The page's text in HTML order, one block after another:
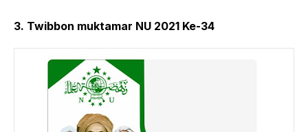
3. Twibbon muktamar NU 2021 Ke-34